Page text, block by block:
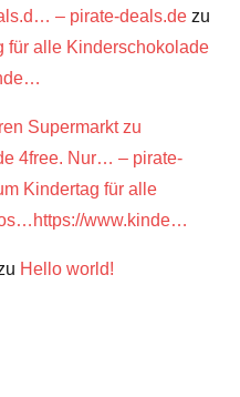
– pirate-deals.de zu
für alle Kinderschokolade
Supermarkt zu
4free. Nur… – pirate-
Kindertag für alle
www.kinde…
Hello world!